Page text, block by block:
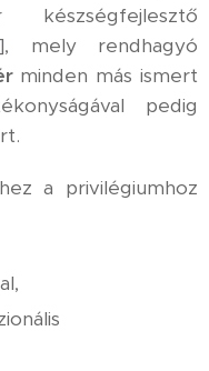
készségfejlesztő
mely rendhagyó
minden más ismert
pedig
a privilégiumhoz